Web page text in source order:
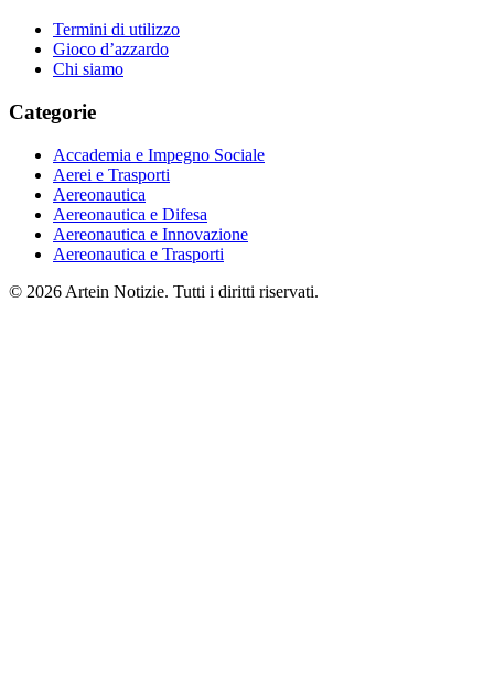
Termini di utilizzo
Gioco d’azzardo
Chi siamo
Categorie
Accademia e Impegno Sociale
Aerei e Trasporti
Aereonautica
Aereonautica e Difesa
Aereonautica e Innovazione
Aereonautica e Trasporti
© 2026 Artein Notizie. Tutti i diritti riservati.